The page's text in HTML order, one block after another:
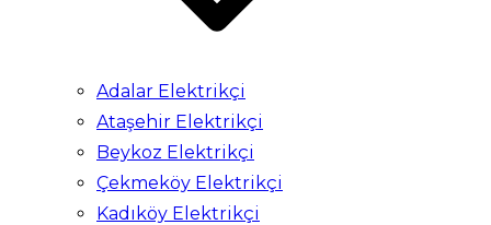
Adalar Elektrikçi
Ataşehir Elektrikçi
Beykoz Elektrikçi
Çekmeköy Elektrikçi
Kadıköy Elektrikçi